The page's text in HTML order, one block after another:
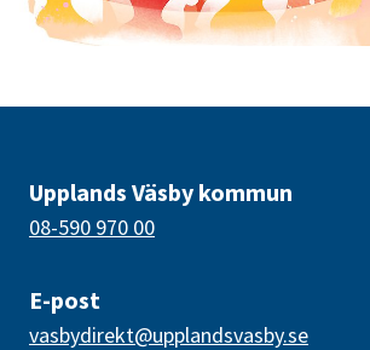
Upplands Väsby kommun
08-590 970 00
E-post
vasbydirekt@upplandsvasby.se